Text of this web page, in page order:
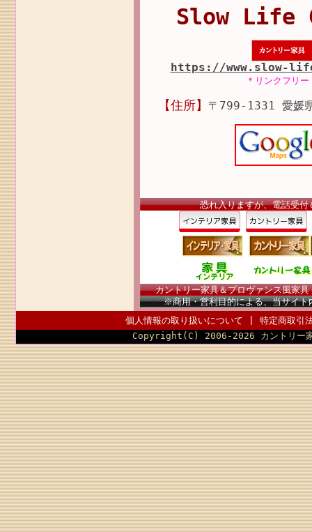
Slow Life
https://www.slow-
＊リンクフリー
【住所】 〒799-1331 愛媛
恐れ入りますが、電話受
カントリー家具＆プロヴァンス風
※商用・営利目的による、当サイト
個人情報の取り扱いについて
特定商取引
Copyright(C) 2006-2026 カント